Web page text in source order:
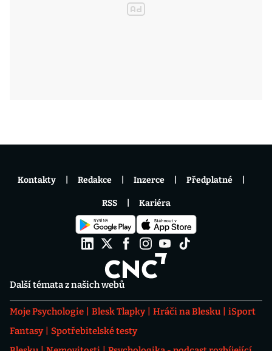
Další témata z našich webů
Moje Psychologie Blesk Tlapky Hráči na Blesku
iSport
Fantasy
Spotřebitelské testy
Kontakty Redakce Inzerce Předplatné
RSS Kariéra